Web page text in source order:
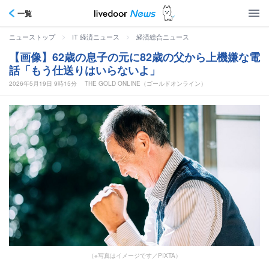
一覧
ニューストップ > IT 経済ニュース > 経済総合ニュース
【画像】62歳の息子の元に82歳の父から上機嫌な電
話「もう仕送りはいらないよ」
2026年5月19日 9時15分 THE GOLD ONLINE（ゴールドオンライン）
（※写真はイメージです／PIXTA）